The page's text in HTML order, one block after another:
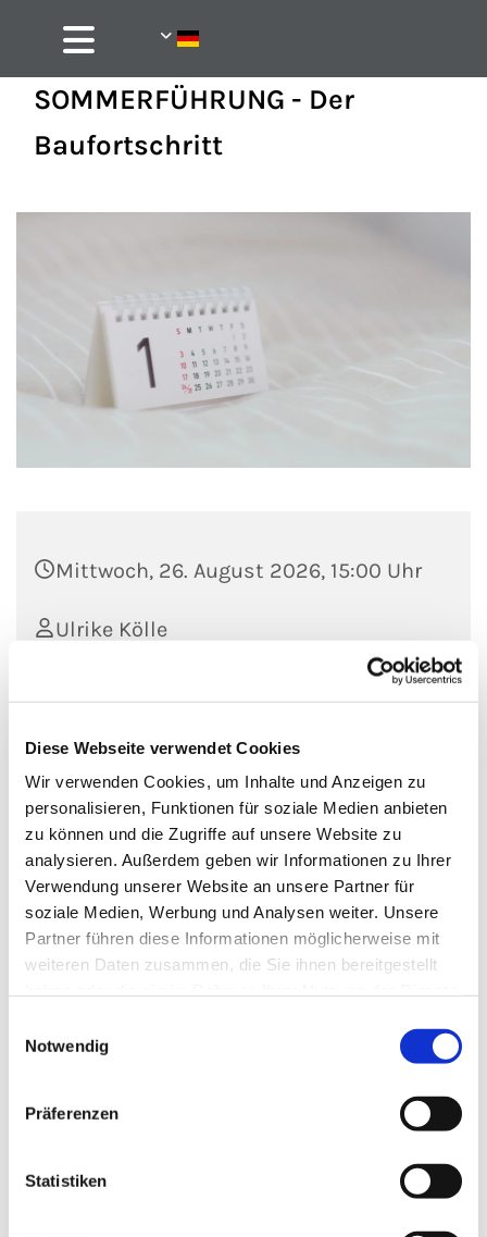
Diese Webseite verwendet Cookies
Wir verwenden Cookies, um Inhalte und Anzeigen zu
personalisieren, Funktionen für soziale Medien anbieten
zu können und die Zugriffe auf unsere Website zu
analysieren. Außerdem geben wir Informationen zu Ihrer
Verwendung unserer Website an unsere Partner für
soziale Medien, Werbung und Analysen weiter. Unsere
Partner führen diese Informationen möglicherweise mit
weiteren Daten zusammen, die Sie ihnen bereitgestellt
Notwendig
Präferenzen
Statistiken
SOMMERFÜHRUNG - Der
Baufortschritt
Mittwoch, 26. August 2026, 15:00 Uhr
Ulrike Kölle
Frau Kölle nimmt Sie im Rahmen ihrer
Sommerführungen mit auf eine Führung über den
aktuellen Baufortschritt.
Treffpunkt ist das Lego-Münster